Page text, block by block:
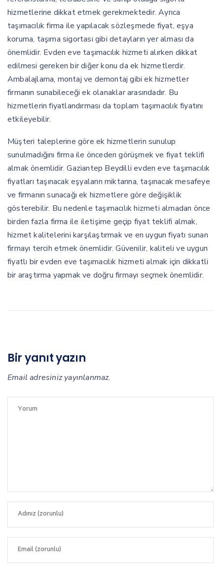
hizmetlerine dikkat etmek gerekmektedir. Ayrıca
taşımacılık firma ile yapılacak sözleşmede fiyat, eşya
koruma, taşıma sigortası gibi detayların yer alması da
önemlidir. Evden eve taşımacılık hizmeti alırken dikkat
edilmesi gereken bir diğer konu da ek hizmetlerdir.
Ambalajlama, montaj ve demontaj gibi ek hizmetler
firmanın sunabileceği ek olanaklar arasındadır. Bu
hizmetlerin fiyatlandırması da toplam taşımacılık fiyatını
etkileyebilir.
Müşteri taleplerine göre ek hizmetlerin sunulup
sunulmadığını firma ile önceden görüşmek ve fiyat teklifi
almak önemlidir. Gaziantep Beydilli evden eve taşımacılık
fiyatları taşınacak eşyaların miktarına, taşınacak mesafeye
ve firmanın sunacağı ek hizmetlere göre değişiklik
gösterebilir. Bu nedenle taşımacılık hizmeti almadan önce
birden fazla firma ile iletişime geçip fiyat teklifi almak,
hizmet kalitelerini karşılaştırmak ve en uygun fiyatı sunan
firmayı tercih etmek önemlidir. Güvenilir, kaliteli ve uygun
fiyatlı bir evden eve taşımacılık hizmeti almak için dikkatli
bir araştırma yapmak ve doğru firmayı seçmek önemlidir.
Bir yanıt yazın
Email adresiniz yayınlanmaz.